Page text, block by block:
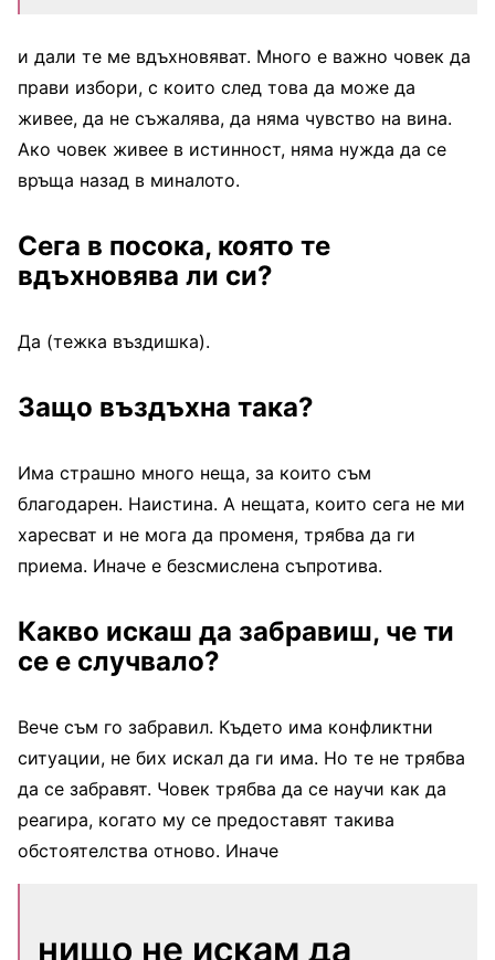
и дали те ме вдъхновяват. Много е важно човек да
прави избори, с които след това да може да
живее, да не съжалява, да няма чувство на вина.
Ако човек живее в истинност, няма нужда да се
връща назад в миналото.
Сега в посока, която те
вдъхновява ли си?
Да (тежка въздишка).
Защо въздъхна така?
Има страшно много неща, за които съм
благодарен. Наистина. А нещата, които сега не ми
харесват и не мога да променя, трябва да ги
приема. Иначе е безсмислена съпротива.
Какво искаш да забравиш, че ти
се е случвало?
Вече съм го забравил. Където има конфликтни
ситуации, не бих искал да ги има. Но те не трябва
да се забравят. Човек трябва да се научи как да
реагира, когато му се предоставят такива
обстоятелства отново. Иначе
нищо не искам да